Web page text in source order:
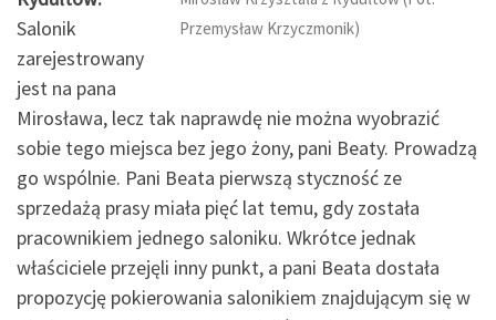
Przemysław Krzyczmonik)
Salonik
zarejestrowany
jest na pana
Mirosława, lecz tak naprawdę nie można wyobrazić
sobie tego miejsca bez jego żony, pani Beaty. Prowadzą
go wspólnie. Pani Beata pierwszą styczność ze
sprzedażą prasy miała pięć lat temu, gdy została
pracownikiem jednego saloniku. Wkrótce jednak
właściciele przejęli inny punkt, a pani Beata dostała
propozycję pokierowania salonikiem znajdującym się w